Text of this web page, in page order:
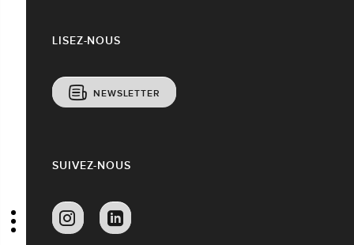
LISEZ-NOUS
NEWSLETTER
SUIVEZ-NOUS